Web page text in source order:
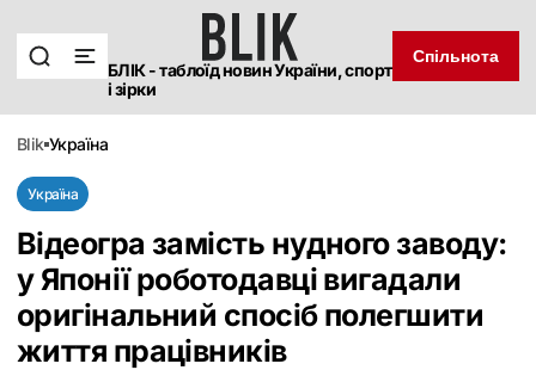
БЛІК - таблоїд новин України, спорт
і зірки
Спільнота
blik україна
Україна
Відеогра замість нудного заводу:
у Японії роботодавці вигадали
оригінальний спосіб полегшити
життя працівників